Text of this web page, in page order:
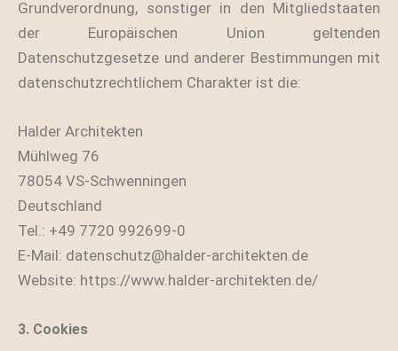
Grundverordnung, sonstiger in den Mitgliedstaaten
der Europäischen Union geltenden
Datenschutzgesetze und anderer Bestimmungen mit
datenschutzrechtlichem Charakter ist die:
Halder Architekten
Mühlweg 76
78054 VS-Schwenningen
Deutschland
Tel.: +49 7720 992699-0
E-Mail: datenschutz@halder-architekten.de
Website: https://www.halder-architekten.de/
3. Cookies